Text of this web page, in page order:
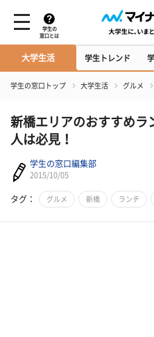
学生の
窓口とは
大学生活 学生トレンド
学生の窓口トップ 大学生活 グルメ
新橋エリアのおすすめラ
人は必見！
学生の窓口編集部
2015/10/05
タグ： グルメ 新橋 ランチ